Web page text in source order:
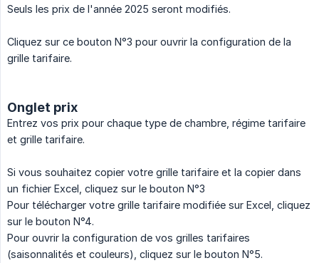
Seuls les prix de l'année 2025 seront modifiés.
Cliquez sur ce bouton N°3 pour ouvrir la configuration de la
grille tarifaire.
Onglet prix
Entrez vos prix pour chaque type de chambre, régime tarifaire
et grille tarifaire.
Si vous souhaitez copier votre grille tarifaire et la copier dans
un fichier Excel, cliquez sur le bouton N°3
Pour télécharger votre grille tarifaire modifiée sur Excel, cliquez
sur le bouton N°4.
Pour ouvrir la configuration de vos grilles tarifaires
(saisonnalités et couleurs), cliquez sur le bouton N°5.